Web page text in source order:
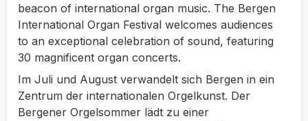
beacon of international organ music. The Bergen
International Organ Festival welcomes audiences
to an exceptional celebration of sound, featuring
30 magnificent organ concerts.
Im Juli und August verwandelt sich Bergen in ein
Zentrum der internationalen Orgelkunst. Der
Bergener Orgelsommer lädt zu einer